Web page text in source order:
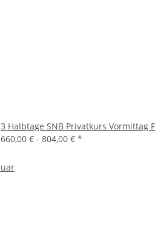
3 Halbtage SNB Privatkurs Vormittag
660,00 € - 804,00 € *